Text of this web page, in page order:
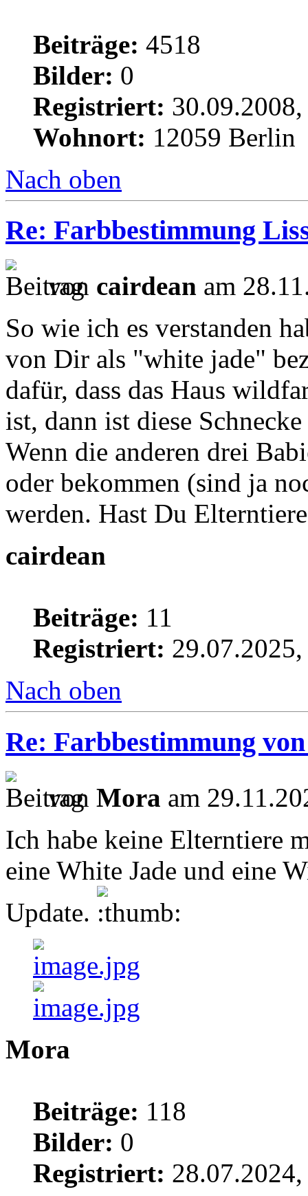
Beiträge: 4518
Bilder: 0
Registriert:
Wohnort: 12059 Berlin
Nach oben
Re: Farbbestimmung
von cairdean am
So wie ich es verstanden
von Dir als "white jade"
dafür, dass das Haus
ist, dann ist diese
Wenn die anderen drei
oder bekommen (sind ja
werden. Hast Du
cairdean
Beiträge: 11
Registriert:
Nach oben
Re: Farbbestimmung
von Mora am
Ich habe keine Elterntiere
eine White Jade und eine
Update.
Mora
Beiträge: 118
Bilder: 0
Registriert: